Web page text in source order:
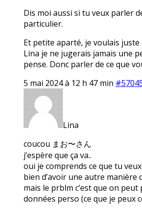
Dis moi aussi si tu veux parler
particulier.
Et petite aparté, je voulais juste
Lina je ne jugerais jamais une
pense. Donc parler de ce que
5 mai 2024 à 12 h 47 min
Lina
coucou まお〜さん
j’espère que ça va..
oui je comprends ce que tu
bien d’avoir une autre manière
mais le prblm c’est que on
données perso (ce que je peux